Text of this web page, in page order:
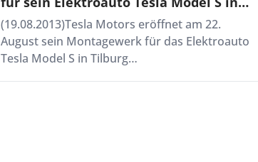
Tilburg
(19.08.2013)Tesla Motors eröffnet am 22.
August sein Montagewerk für das Elektroauto
Tesla Model S in Tilburg…